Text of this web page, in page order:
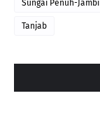
Sungai Penuh-Jambi
Tanjab